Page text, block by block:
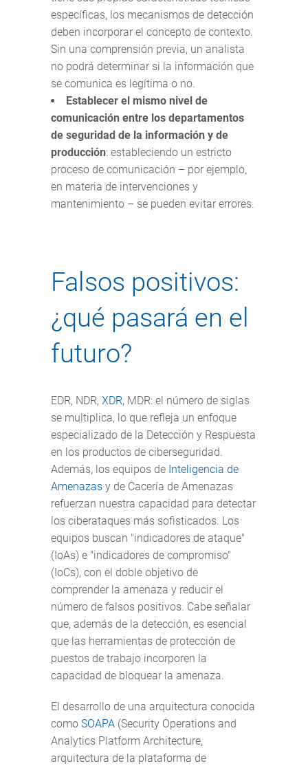
específicas, los mecanismos de detección
deben incorporar el concepto de contexto.
Sin una comprensión previa, un analista
no podrá determinar si la información que
se comunica es legítima o no.
Establecer el mismo nivel de
comunicación entre los departamentos
de seguridad de la información y de
producción: estableciendo un estricto
proceso de comunicación – por ejemplo,
en materia de intervenciones y
mantenimiento – se pueden evitar errores.
Falsos positivos:
¿qué pasará en el
futuro?
EDR, NDR, XDR, MDR: el número de siglas
se multiplica, lo que refleja un enfoque
especializado de la Detección y Respuesta
en los productos de ciberseguridad.
Además, los equipos de Inteligencia de
Amenazas y de Cacería de Amenazas
refuerzan nuestra capacidad para detectar
los ciberataques más sofisticados. Los
equipos buscan "indicadores de ataque"
(IoAs) e "indicadores de compromiso"
(IoCs), con el doble objetivo de
comprender la amenaza y reducir el
número de falsos positivos. Cabe señalar
que, además de la detección, es esencial
que las herramientas de protección de
puestos de trabajo incorporen la
capacidad de bloquear la amenaza.
El desarrollo de una arquitectura conocida
como SOAPA (Security Operations and
Analytics Platform Architecture,
arquitectura de la plataforma de